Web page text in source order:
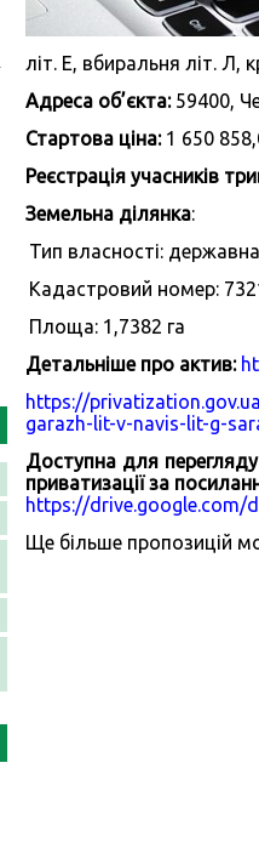
літ. Е, вбиральня літ.
Адреса об’єкта:59400,
Стартова ціна:1 650
Реєстрація учасників
Земельна ділянка:
Тип власності: державна
Кадастровий номер:
Площа: 1,7382 га
Детальніше про актив:
https://
garazh-lit-v-navis-lit-g-
Доступна для
приватизації за
https://drive.google.com/
Ще більше пропозицій